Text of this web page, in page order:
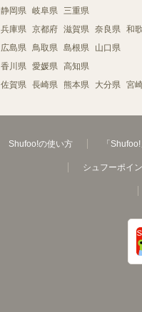
静岡県 岐阜県 三重県
兵庫県 京都府 滋賀県 奈良県 和
広島県 鳥取県 島根県 山口県
香川県 愛媛県 高知県
佐賀県 長崎県 熊本県 大分県 宮
Shufoo!の使い方 「
シュフーポイ